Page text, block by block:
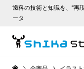
歯科の技術と知識を、“再
ータ